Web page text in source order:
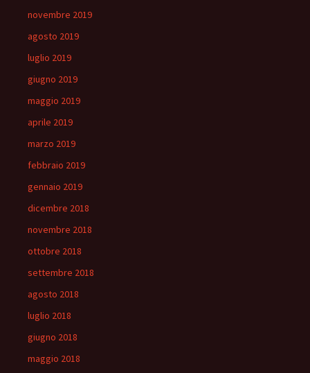
novembre 2019
agosto 2019
luglio 2019
giugno 2019
maggio 2019
aprile 2019
marzo 2019
febbraio 2019
gennaio 2019
dicembre 2018
novembre 2018
ottobre 2018
settembre 2018
agosto 2018
luglio 2018
giugno 2018
maggio 2018